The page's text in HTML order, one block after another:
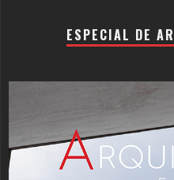
ESPECIAL DE